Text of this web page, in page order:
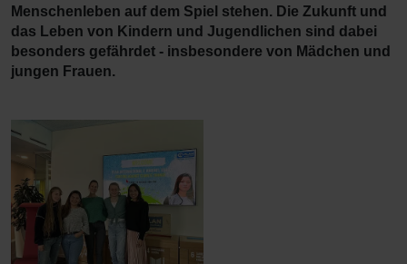
Menschenleben auf dem Spiel stehen. Die Zukunft und
das Leben von Kindern und Jugendlichen sind dabei
besonders gefährdet - insbesondere von Mädchen und
jungen Frauen.